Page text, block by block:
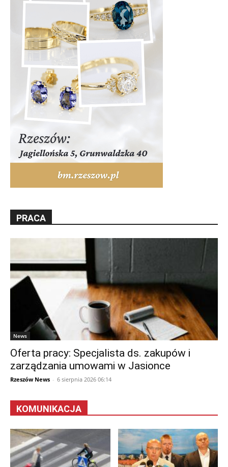
PRACA
News
Oferta pracy: Specjalista ds. zakupów i
zarządzania umowami w Jasionce
Rzeszów News - 6 sierpnia 2026 06:14
KOMUNIKACJA